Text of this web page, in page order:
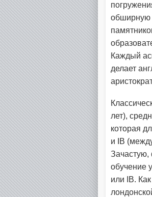
обширную
Каждый
делает
лет),
которая
и IB
Зачастую,
обучение
или IB.